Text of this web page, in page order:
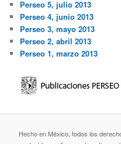
Perseo 5, julio 2013
Perseo 4, junio 2013
Perseo 3, mayo 2013
Perseo 2, abril 2013
Perseo 1, marzo 2013
Hecho en México, todos los